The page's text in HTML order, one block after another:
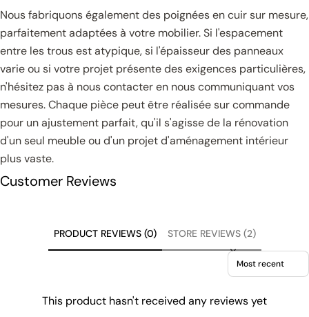
Nous fabriquons également des poignées en cuir sur mesure,
parfaitement adaptées à votre mobilier. Si l'espacement
entre les trous est atypique, si l'épaisseur des panneaux
varie ou si votre projet présente des exigences particulières,
n'hésitez pas à nous contacter en nous communiquant vos
mesures. Chaque pièce peut être réalisée sur commande
pour un ajustement parfait, qu'il s'agisse de la rénovation
d'un seul meuble ou d'un projet d'aménagement intérieur
plus vaste.
Customer Reviews
PRODUCT REVIEWS (0) STORE REVIEWS (2)
Sort reviews by
This product hasn't received any reviews yet